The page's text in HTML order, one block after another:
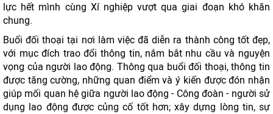
lực hết mình cùng Xí nghiệp vượt qua giai đoạn khó khăn
chung.
Buổi đối thoại tại nơi làm việc đã diễn ra thành công tốt đẹp,
với mục đích trao đổi thông tin, nắm bắt nhu cầu và nguyện
vọng của người lao động. Thông qua buổi đối thoại, thông tin
được tăng cường, những quan điểm và ý kiến được đón nhận
giúp mối quan hệ giữa người lao động - Công đoàn - người sử
dụng lao động được củng cố tốt hơn; xây dựng lòng tin, sự